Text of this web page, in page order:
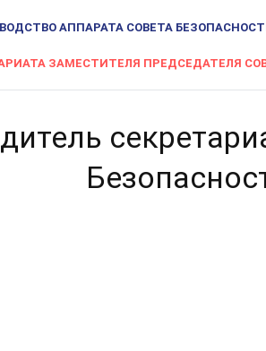
АППАРАТА СОВЕТА
ЗАМЕСТИТЕЛЯ ПРЕДСЕДАТЕЛЯ